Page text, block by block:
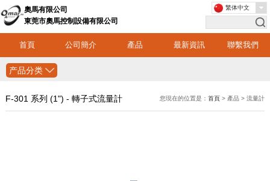
奧馬有限公司
東莞市奧馬控制設備有限公司
首頁 公司簡介 產品 最新資訊 聯繫我們
繁体中文
产品分类
F-301 系列 (1") - 轉子式流量計 您現在的位置是：首頁 > 產品 > 流量計